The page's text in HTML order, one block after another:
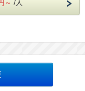
げは地元で愛されてお
なるのが特徴です。
べ比べしても良し。中
ムは一日1組限定のプラ
でもそろった空間が広
場「やまやの湯」をご
を活発にする効能があ
ランです。
在！ぜひ地元食材も併
も隣接しているため、
ることができます。
気グリル
～ /人